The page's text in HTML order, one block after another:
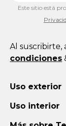
Este sitio está
Al suscribirte,
condiciones
Uso exterior
Uso interior